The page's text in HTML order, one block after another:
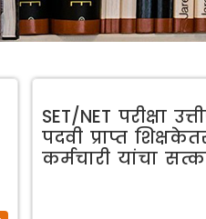
SET/NET परीक्षा
पदवी प्राप्त
कर्मचारी यांचा